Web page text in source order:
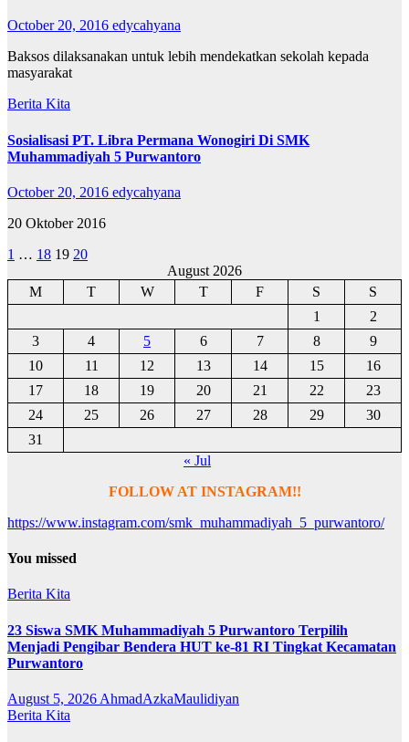
October 20, 2016 edycahyana
Baksos dilaksanakan untuk lebih mendekatkan sekolah kepada
masyarakat
Berita Kita
Sosialisasi PT. Libra Permana Wonogiri Di SMK
Muhammadiyah 5 Purwantoro
October 20, 2016 edycahyana
20 Oktober 2016
Posts
pagination
1 … 18 19 20
August 2026
M
T W T F S
S
1
2
3
4 5 6 7 8
9
10
11 12 13 14 15
16
17
18 19 20 21 22
23
24
25 26 27 28 29
30
31
« Jul
FOLLOW AT INSTAGRAM!!
https://www.instagram.com/smk_muhammadiyah_5_purwantoro/
You missed
Berita Kita
23 Siswa SMK Muhammadiyah 5 Purwantoro Terpilih
Menjadi Pengibar Bendera HUT ke-81 RI Tingkat Kecamatan
Purwantoro
August 5, 2026 AhmadAzkaMaulidiyan
Berita Kita